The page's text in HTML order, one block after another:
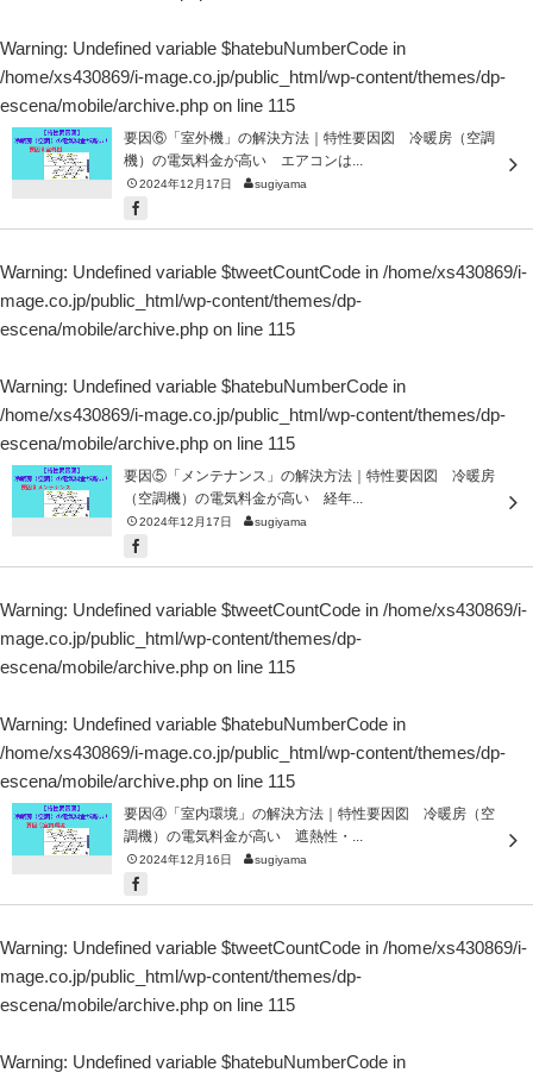
Warning: Undefined variable $hatebuNumberCode in
/home/xs430869/i-mage.co.jp/public_html/wp-content/themes/dp-
escena/mobile/archive.php on line 115
要因⑥「室外機」の解決方法｜特性要因図 冷暖房（空調
機）の電気料金が高い エアコンは...
2024年12月17日 sugiyama
Warning: Undefined variable $tweetCountCode in /home/xs430869/i-
mage.co.jp/public_html/wp-content/themes/dp-
escena/mobile/archive.php on line 115
Warning: Undefined variable $hatebuNumberCode in
/home/xs430869/i-mage.co.jp/public_html/wp-content/themes/dp-
escena/mobile/archive.php on line 115
要因⑤「メンテナンス」の解決方法｜特性要因図 冷暖房
（空調機）の電気料金が高い 経年...
2024年12月17日 sugiyama
Warning: Undefined variable $tweetCountCode in /home/xs430869/i-
mage.co.jp/public_html/wp-content/themes/dp-
escena/mobile/archive.php on line 115
Warning: Undefined variable $hatebuNumberCode in
/home/xs430869/i-mage.co.jp/public_html/wp-content/themes/dp-
escena/mobile/archive.php on line 115
要因④「室内環境」の解決方法｜特性要因図 冷暖房（空
調機）の電気料金が高い 遮熱性・...
2024年12月16日 sugiyama
Warning: Undefined variable $tweetCountCode in /home/xs430869/i-
mage.co.jp/public_html/wp-content/themes/dp-
escena/mobile/archive.php on line 115
Warning: Undefined variable $hatebuNumberCode in